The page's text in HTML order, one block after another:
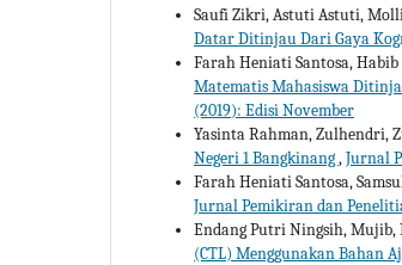
Saufi Zikri, Astuti Astuti,
Datar Ditinjau Dari Gaya
Farah Heniati Santosa,
Matematis Mahasiswa
(2019): Edisi November
Yasinta Rahman, Zulhendri,
Negeri 1 Bangkinang,Jurnal
Farah Heniati Santosa,
Jurnal Pemikiran dan
Endang Putri Ningsih, Mujib,
(CTL) Menggunakan Bahan